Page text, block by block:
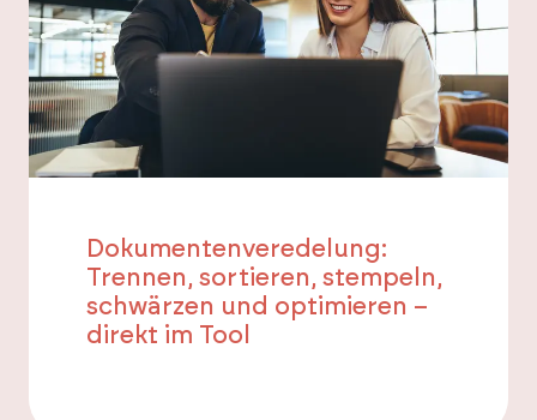
Dokumentenveredelung:
Trennen, sortieren, stempeln,
schwärzen und optimieren –
direkt im Tool